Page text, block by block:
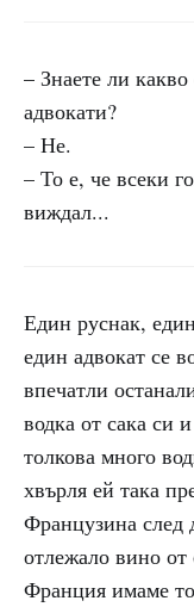
– Знаете ли
адвокати?
– Не.
– То е, че всеки
виждал...
Един руснак,
един адвокат се
впечатли
водка от сака си
толкова много
хвърля ей така
Французина след
отлежало вино
Франция имаме